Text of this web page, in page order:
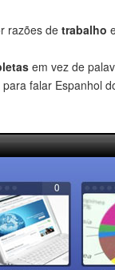
razões de trabalho
em vez de
para falar Espanhol